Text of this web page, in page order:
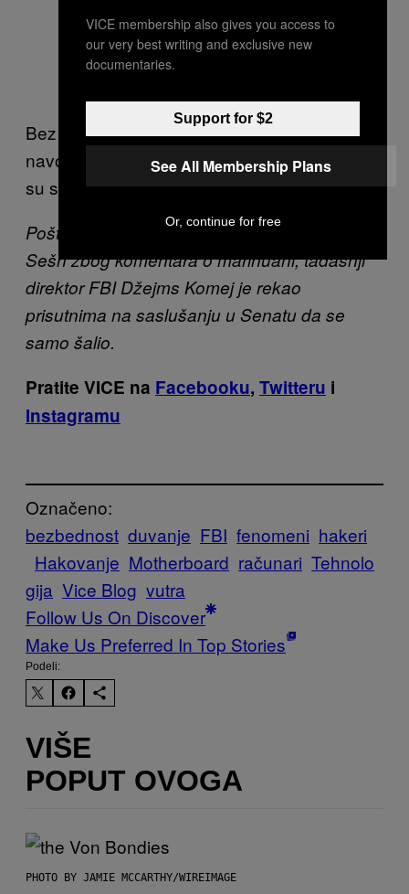
Bez obzira na stav federalne vlade, FBI će
navodno razmotriti problem i ohrabriti sve koji
su se skoro naduvali da se prijave za posao.
Pošto ga je oštro kritikovao senator Džef
Sešn zbog komentara o marihuani, tadašnji
direktor FBI Džejms Komej je rekao
prisutnima na saslušanju u Senatu da se
samo šalio.
Pratite VICE na Facebooku, Twitteru i
Instagramu
Označeno:
bezbednost duvanje FBI fenomeni hakeri
Hakovanje Motherboard računari Tehnolo
gija Vice Blog vutra
Follow Us On Discover
Make Us Preferred In Top Stories
Podeli:
VIŠE
POPUT OVOGA
PHOTO BY JAMIE MCCARTHY/WIREIMAGE
VICE membership also gives you access to
our very best writing and exclusive new
documentaries.
Support for $2
See All Membership Plans
Or, continue for free